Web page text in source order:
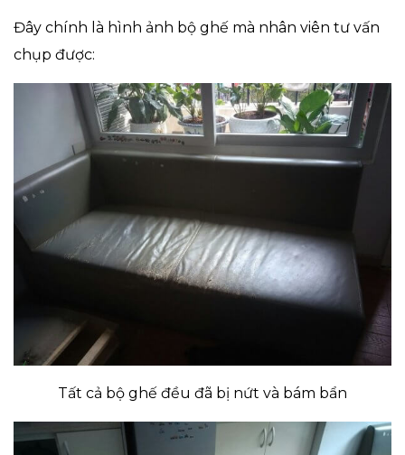
Đây chính là hình ảnh bộ ghế mà nhân viên tư vấn
chụp được:
Tất cả bộ ghế đều đã bị nứt và bám bẩn